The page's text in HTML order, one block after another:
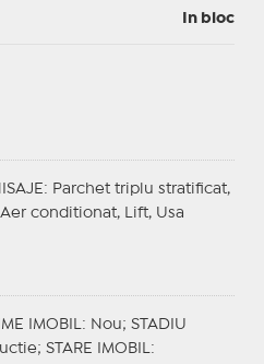
In bloc
: Parchet triplu stratificat,
conditionat, Lift, Usa
IMOBIL : Nou; STADIU
STARE IMOBIL :